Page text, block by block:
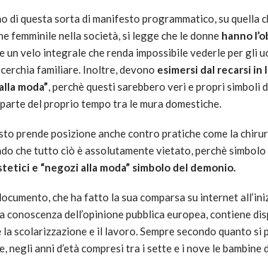
di questa sorta di manifesto programmatico, su quella
femminile nella società, si legge che le donne hanno
un velo integrale che renda impossibile vederle per gli
familiare. Inoltre, devono esimersi dal recarsi
moda”, perchè questi sarebbero veri e propri simboli
del proprio tempo tra le mura domestiche.
prende posizione anche contro pratiche come la
che tutto ciò è assolutamente vietato, perchè simbolo
e “negozi alla moda” simbolo del demonio.
che ha fatto la sua comparsa su internet
conoscenza dell’opinione pubblica europea, contiene
la scolarizzazione e il lavoro. Sempre secondo quanto si
negli anni d’età compresi tra i sette e i nove le bambine